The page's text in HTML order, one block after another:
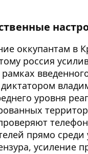
оккупантам в
россия
уровня
прямо среди
усиление